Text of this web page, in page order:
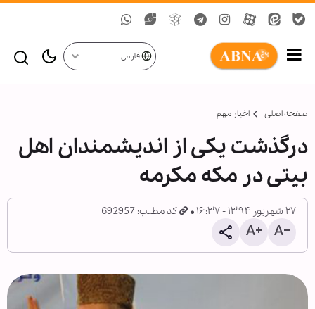
فارسی
صفحه اصلی اخبار مهم
درگذشت یکی از اندیشمندان اهل
بیتی در مکه مکرمه
۲۷ شهریور ۱۳۹۴ - ۱۶:۳۷ کد مطلب: 692957